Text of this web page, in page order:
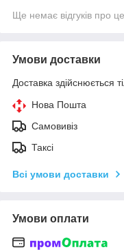
Ще немає відгуків про
Умови доставки
Доставка здійснюється
Нова Пошта
Самовивіз
Таксі
Всі умови доставки
Умови оплати